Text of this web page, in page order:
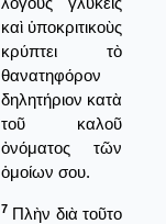
καὶ ὑποκριτικοὺς
κρύπτει τὸ
θανατηφόρον
δηλητήριον κατὰ
τοῦ καλοῦ
ὀνόματος τῶν
ὁμοίων σου.
7 Πλὴν διὰ τοῦτο